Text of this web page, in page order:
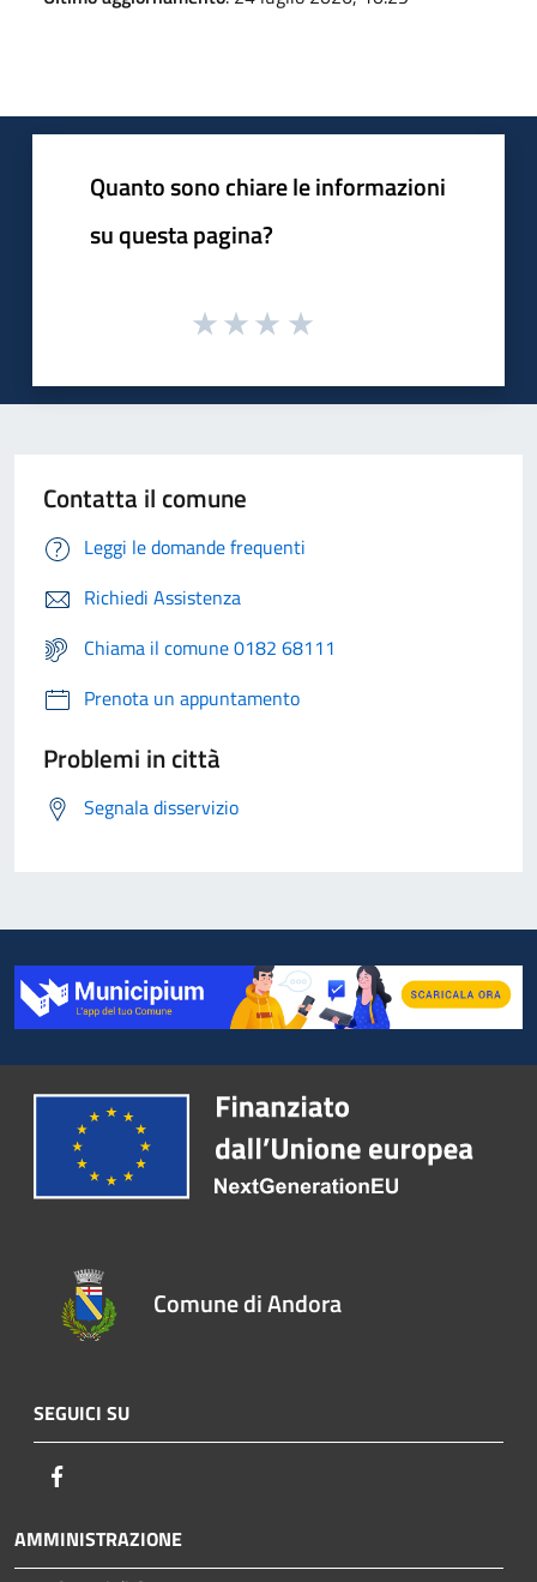
Quanto sono chiare le informazioni
su questa pagina?
Contatta il comune
Leggi le domande frequenti
Richiedi Assistenza
Chiama il comune 0182 68111
Prenota un appuntamento
Problemi in città
Segnala disservizio
Comune di Andora
SEGUICI SU
AMMINISTRAZIONE